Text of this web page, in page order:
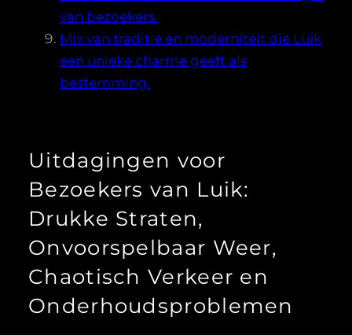
van bezoekers.
Mix van traditie en moderniteit die Luik
een unieke charme geeft als
bestemming.
Uitdagingen voor
Bezoekers van Luik:
Drukke Straten,
Onvoorspelbaar Weer,
Chaotisch Verkeer en
Onderhoudsproblemen